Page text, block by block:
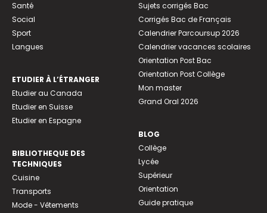
Santé
Social
Sport
Langues
ETUDIER À L’ÉTRANGER
Etudier au Canada
Etudier en Suisse
Etudier en Espagne
BIBLIOTHEQUE DES
TECHNIQUES
Cuisine
Transports
Mode - Vêtements
Sujets corrigés Bac
Corrigés Bac de Français
Calendrier Parcoursup 2026
Calendrier vacances scolaires
Orientation Post Bac
Orientation Post Collège
Mon master
Grand Oral 2026
BLOG
Collège
Lycée
Supérieur
Orientation
Guide pratique